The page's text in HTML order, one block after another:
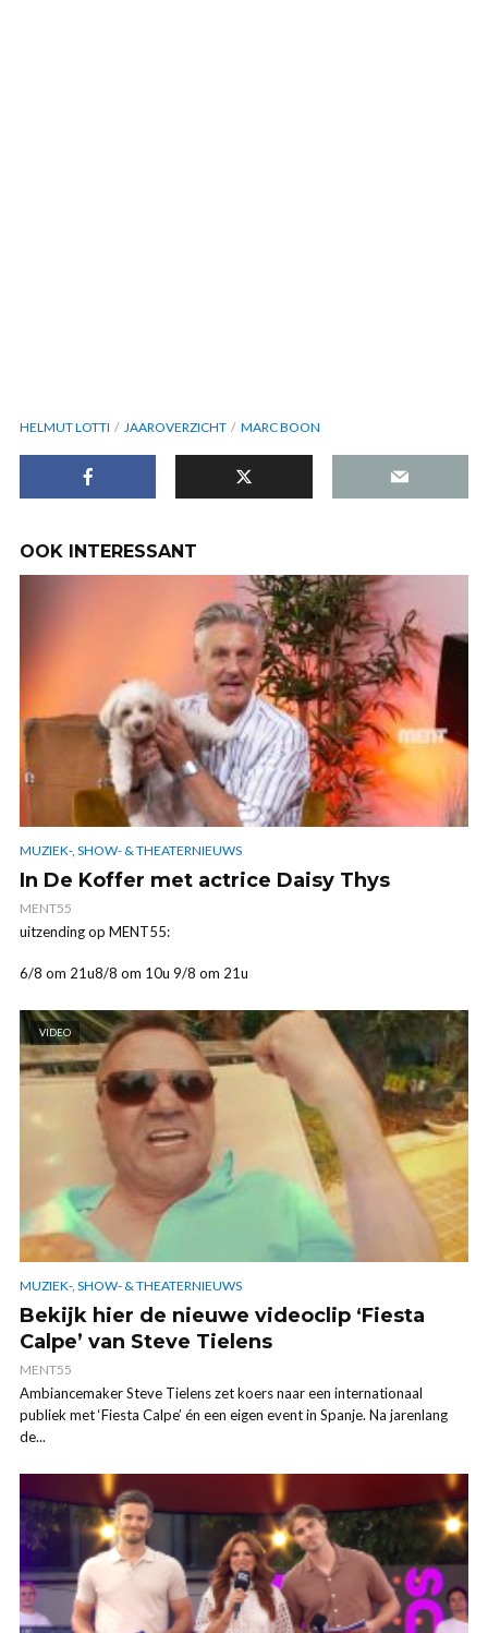
HELMUT LOTTI JAAROVERZICHT MARC BOON
OOK INTERESSANT
MUZIEK-, SHOW- & THEATERNIEUWS
In De Koffer met actrice Daisy Thys
MENT55
uitzending op MENT55:
6/8 om 21u8/8 om 10u 9/8 om 21u
VIDEO
MUZIEK-, SHOW- & THEATERNIEUWS
Bekijk hier de nieuwe videoclip ‘Fiesta
Calpe’ van Steve Tielens
MENT55
Ambiancemaker Steve Tielens zet koers naar een internationaal
publiek met ‘Fiesta Calpe’ én een eigen event in Spanje. Na jarenlang
de...